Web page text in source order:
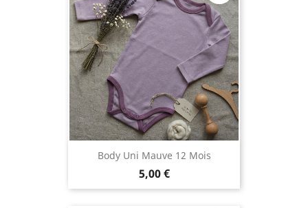
Body Uni Mauve 12 Mois
5,00 €